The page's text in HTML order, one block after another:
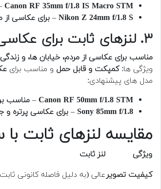
Canon RF 35mm f/1.8 IS Macro STM
Nikon Z 24mm f/1.8 S
– برای عکاسی از
۳. لنزهای ثابت برای عکاسی خیابانی و روزمره (50mm-85mm)
مناسب برای عکاسی از مردم، خیابان ها، و زندگی
ویژگی ها:کمپکت و قابل حمل و مناسب برای
مدل های پیشنهادی:
Canon RF 50mm f/1.8 STM
– مناسب
Sony 85mm f/1.8
– برای عکاسی پرتره و
مقایسه لنزهای ثابت با
ویژگی لنز ثابت
کیفیت تصویر عالی (به دلیل فاصله کانونی